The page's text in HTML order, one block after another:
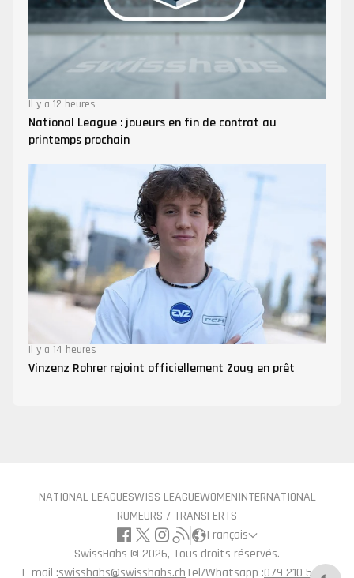
Il y a 12 heures
National League : joueurs en fin de contrat au
printemps prochain
Il y a 14 heures
Vinzenz Rohrer rejoint officiellement Zoug en prêt
NATIONAL LEAGUESWISS LEAGUEWOMENINTERNATIONAL
RUMEURS / TRANSFERTS
Français
SwissHabs © 2026, Tous droits réservés.
E-mail :swisshabs@swisshabs.chTel/Whatsapp :079 210 57 71